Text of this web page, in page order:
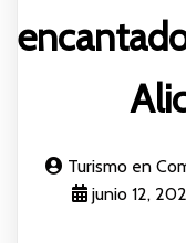
Turismo en
junio 12,